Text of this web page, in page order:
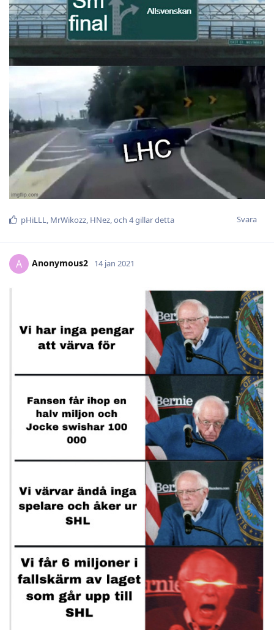
Svara
pHiLLL, MrWikozz, HNez, och 4gillar detta
A Anonymous2 14 jan 2021